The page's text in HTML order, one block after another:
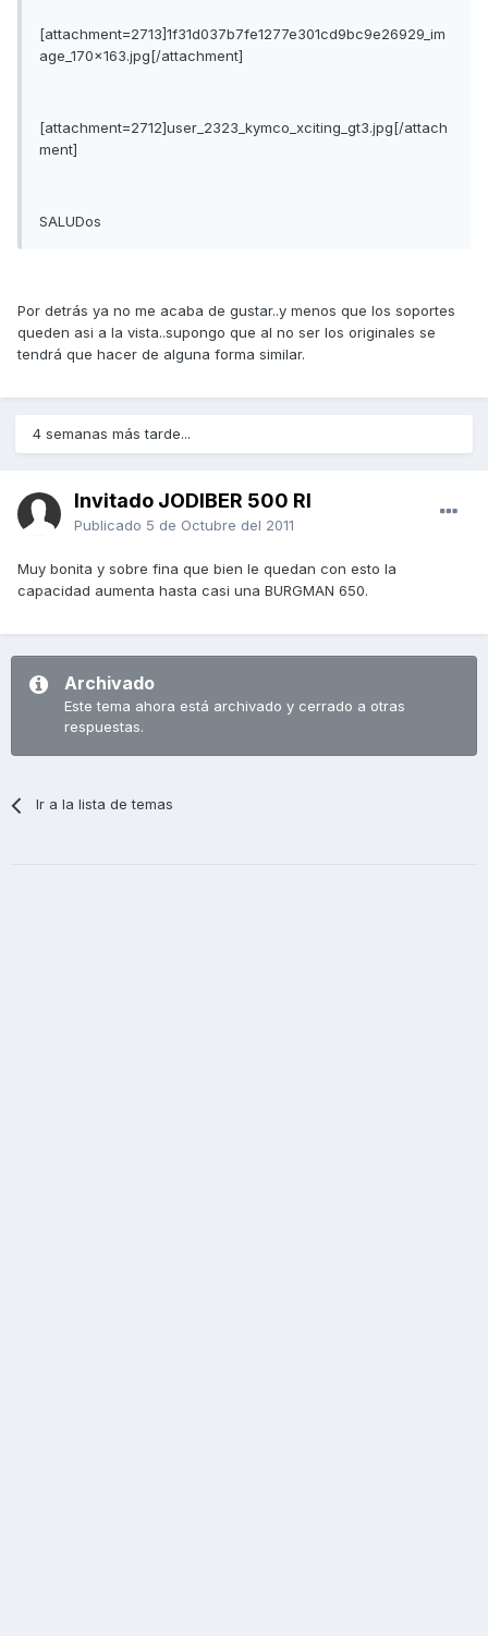
[attachment=2713]1f31d037b7fe1277e301cd9bc9e26929_im
age_170x163.jpg[/attachment]
[attachment=2712]user_2323_kymco_xciting_gt3.jpg[/attach
ment]
SALUDos
Por detrás ya no me acaba de gustar..y menos que los soportes
queden asi a la vista..supongo que al no ser los originales se
tendrá que hacer de alguna forma similar.
4 semanas más tarde...
Invitado JODIBER 500 RI
Publicado 5 de Octubre del 2011
Muy bonita y sobre fina que bien le quedan con esto la
capacidad aumenta hasta casi una BURGMAN 650.
Archivado
Este tema ahora está archivado y cerrado a otras
respuestas.
Ir a la lista de temas